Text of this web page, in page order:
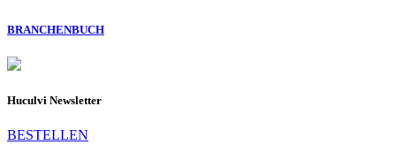
BRANCHENBUCH
Huculvi Newsletter
BESTELLEN